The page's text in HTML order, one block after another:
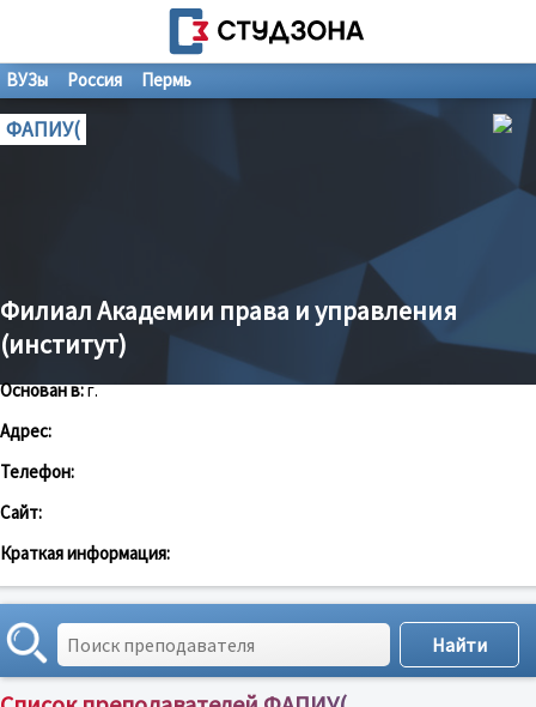
ВУЗы Россия Пермь
ФАПИУ(
Филиал Академии права и управления
(институт)
Основан в:г.
Адрес:
Телефон:
Сайт:
Краткая информация: